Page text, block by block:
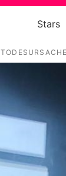
Stars